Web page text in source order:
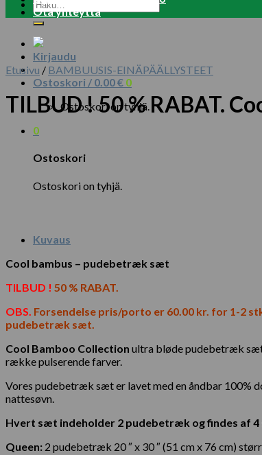
Etsi:
Kirjaudu
Ostoskori / 0.00€ 0
Ostoskori on tyhjä.
0
Ostoskori
Ostoskori on tyhjä.
Ota yhteyttä
Etusivu / BAMBUUSIS-EINÄPÄÄLLYSTEET
TILBUD ! 50 % RABAT.
Kuvaus
Cool bambus – pudebetræk sæt
TILBUD ! 50 % RABAT.
OBS. Forsendelse pris/porto er 60.00 kr. for 1-2
pudebetræk sæt.
Cool Bamboo Collection ultra bløde pudebetræk sæt
række pulserende farver.
Vores pudebetræk sæt er lavet med en åndbar 100%
nattesøvn.
Hvert sæt indeholder 2 pudebetræk og findes af
Queen: 2 pudebetræk 20 ″ x 30 ″ (51 cm x 76 cm)